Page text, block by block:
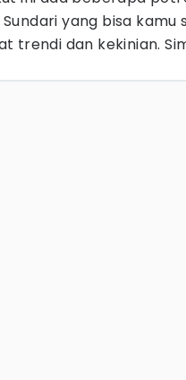
yang bisa kamu
trendi dan kekinian.